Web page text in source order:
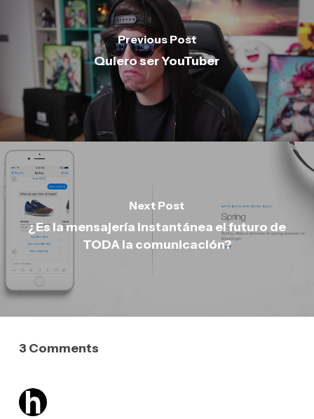
Previous Post
Quiero ser YouTuber
Next Post
¿Es la mensajería instantánea el futuro de
TODA la comunicación?
3 Comments